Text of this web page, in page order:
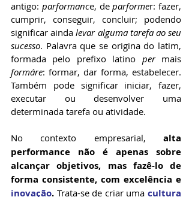
antigo: parformance, de parformer: fazer,
cumprir, conseguir, concluir; podendo
significar ainda levar alguma tarefa ao seu
sucesso. Palavra que se origina do latim,
formada pelo prefixo latino per
formáre: formar, dar forma, estabelecer.
Também pode significar iniciar, fazer,
executar ou desenvolver uma
determinada tarefa ou atividade.
No contexto empresarial, alta
performance não é apenas sobre
alcançar objetivos, mas fazê-lo de
inovação. Trata-se de criar uma cultura